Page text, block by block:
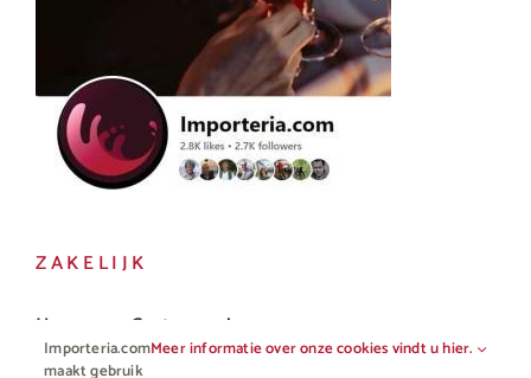
ZAKELIJK
Horeca en Gastronomie
Importeria.com
maakt gebruik
Meer informatie over onze cookies vindt u hier.